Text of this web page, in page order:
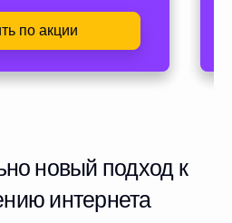
по акции
новый подход к
интернета